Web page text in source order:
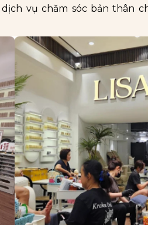
vụ chăm sóc bản thân